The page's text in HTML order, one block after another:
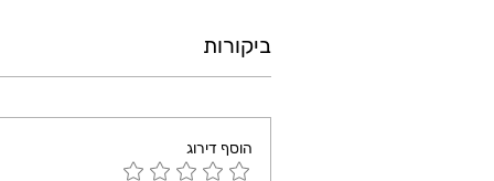
ביקורות
הוסף דירוג